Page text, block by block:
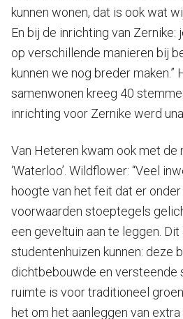
kunnen wonen, dat is ook wat
En bij de inrichting van Zernike:
op verschillende manieren bij
kunnen we nog breder maken.”
samenwonen kreeg 40
inrichting voor Zernike werd
Van Heteren kwam ook met de
‘Waterloo’. Wildflower: “Veel
hoogte van het feit dat er
voorwaarden stoeptegels
een geveltuin aan te leggen.
studentenhuizen kunnen: deze
dichtbebouwde en versteende
ruimte is voor traditioneel
het om het aanleggen van